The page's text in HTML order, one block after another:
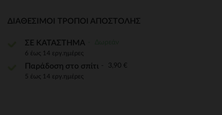
ΔΙΑΘΈΣΙΜΟΙ ΤΡΌΠΟΙ ΑΠΟΣΤΟΛΉΣ
ΣΕ ΚΑΤΑΣΤΗΜΑ
6 έως 14 εργ.ημέρες
Παράδοση στο σπίτι 3,90 €
5 έως 14 εργ.ημέρες